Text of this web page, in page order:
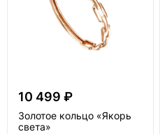
10 499 ₽
Золотое кольцо «Якорь
света»